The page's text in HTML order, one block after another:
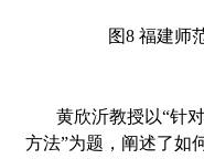
图8 福建师
黄欣沂教授以“针
方法”为题，阐述了如